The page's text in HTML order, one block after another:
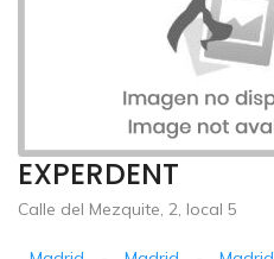
EXPERDENT
Calle del Mezquite, 2, local 5